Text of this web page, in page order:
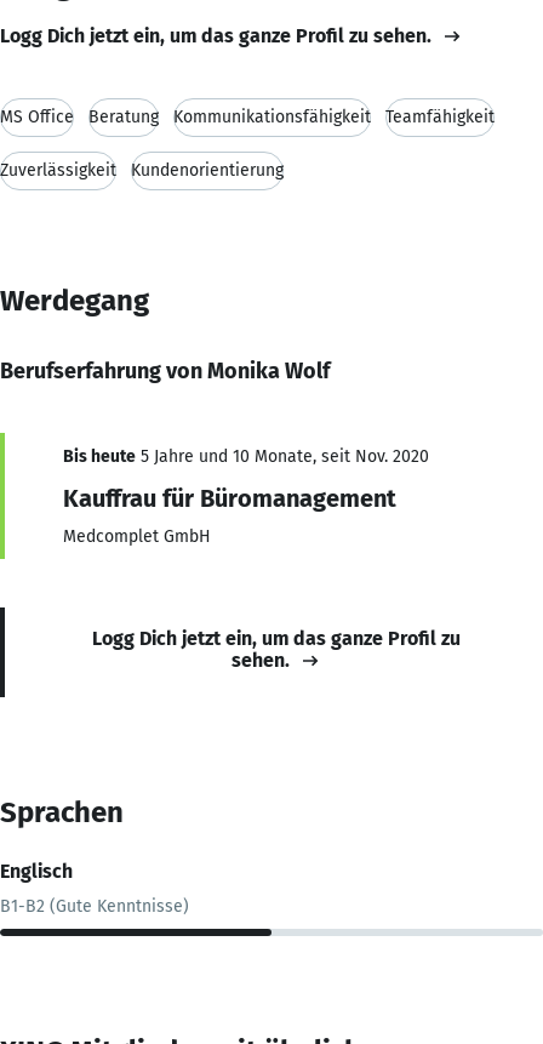
Logg Dich jetzt ein, um das ganze Profil zu sehen.
MS Office Beratung Kommunikationsfähigkeit Teamfähigkeit
Zuverlässigkeit Kundenorientierung
Werdegang
Berufserfahrung von Monika Wolf
Bis heute 5 Jahre und 10 Monate, seit Nov. 2020
Kauffrau für Büromanagement
Medcomplet GmbH
Logg Dich jetzt ein, um das ganze Profil zu
sehen.
Sprachen
Englisch
B1-B2 (Gute Kenntnisse)